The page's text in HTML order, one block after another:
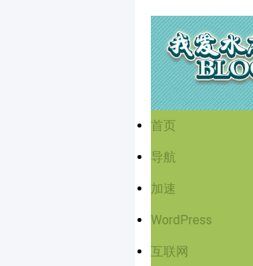
首页
导航
加速
WordPress
互联网